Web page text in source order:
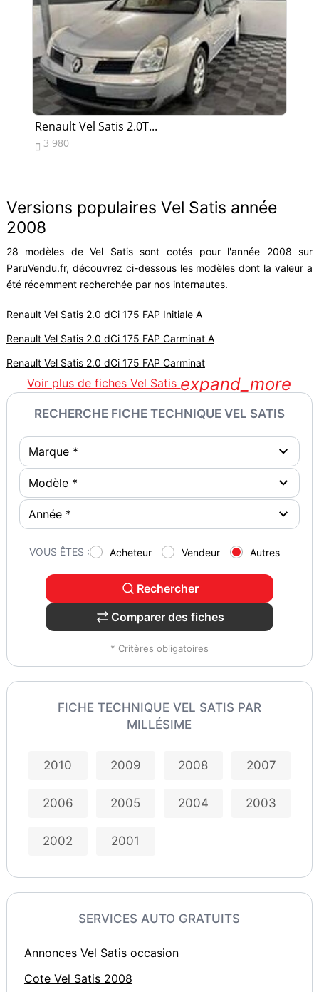
Renault Vel Satis 2.0T...
 3 980
Versions populaires Vel Satis année
2008
28 modèles de Vel Satis sont cotés pour l'année 2008 sur
ParuVendu.fr, découvrez ci-dessous les modèles dont la valeur a
été récemment recherchée par nos internautes.
Renault Vel Satis 2.0 dCi 175 FAP Initiale A
Renault Vel Satis 2.0 dCi 175 FAP Carminat A
Renault Vel Satis 2.0 dCi 175 FAP Carminat
Voir plus de fiches Vel Satis expand_more
RECHERCHE FICHE TECHNIQUE VEL SATIS
VOUS ÊTES : Acheteur Vendeur Autres
Rechercher
Comparer des fiches
* Critères obligatoires
FICHE TECHNIQUE VEL SATIS PAR
MILLÉSIME
2010 2009 2008 2007
2006 2005 2004 2003
2002 2001
SERVICES AUTO GRATUITS
Annonces Vel Satis occasion
Cote Vel Satis 2008